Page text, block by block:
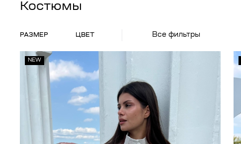
Костюмы
РАЗМЕР ЦВЕТ Все фильтры
NEW